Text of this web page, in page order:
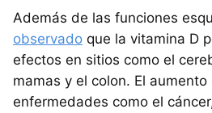
Además de las funciones
observado que la vitamina D
efectos en sitios como el
mamas y el colon. El
enfermedades como el